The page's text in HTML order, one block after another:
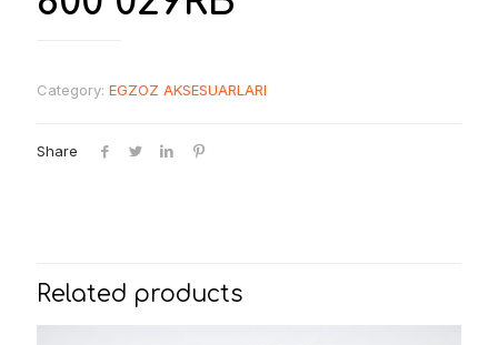
Category: EGZOZ AKSESUARLARI
Share
Related products